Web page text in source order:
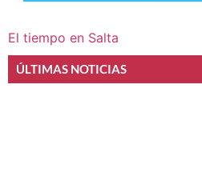
El tiempo en Salta
ÚLTIMAS NOTICIAS